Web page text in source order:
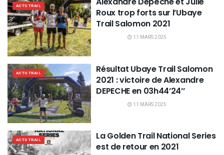
ACTU TRAIL
Roux trop forts sur l’Ubaye
Trail Salomon 2021
11 MARS 2025
ACTU TRAIL
Résultat Ubaye Trail Salomon
2021 : victoire de Alexandre
DEPECHE en 03h44’24’’
11 MARS 2025
ACTU TRAIL
La Golden Trail National Series
est de retour en 2021